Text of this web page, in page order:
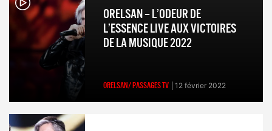
ORELSAN – L’ODEUR DE
L’ESSENCE LIVE AUX VICTOIRES
DE LA MUSIQUE 2022
ORELSAN/ PASSAGES TV 12 février 2022